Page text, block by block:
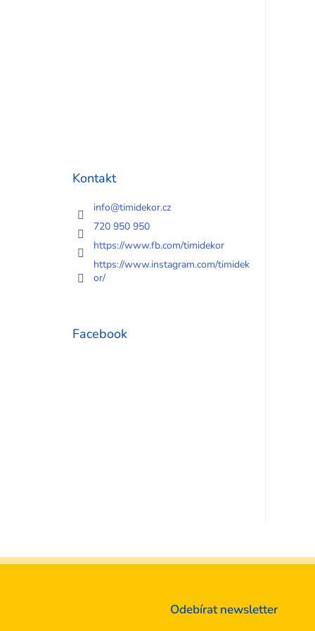
Kontakt
info@timidekor.cz
720 950 950
https://www.fb.com/timidekor
https://www.instagram.com/timidek
or/
Facebook
Odebírat newsletter